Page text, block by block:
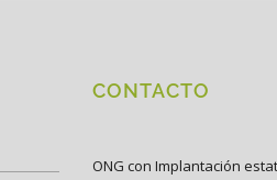
CONTACTO
ONG con Implantación